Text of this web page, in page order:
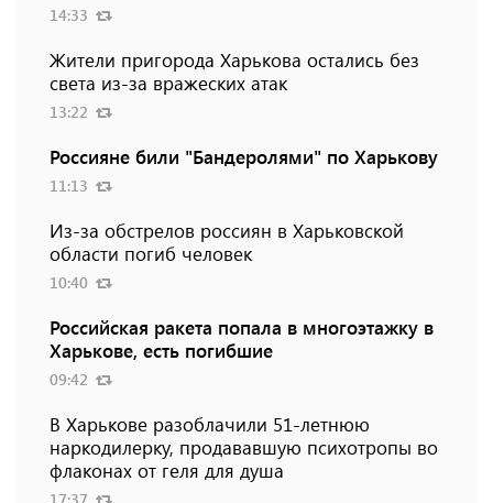
14:33
Жители пригорода Харькова остались без
света из-за вражеских атак
13:22
Россияне били "Бандеролями" по Харькову
11:13
Из-за обстрелов россиян в Харьковской
области погиб человек
10:40
Российская ракета попала в многоэтажку в
Харькове, есть погибшие
09:42
В Харькове разоблачили 51-летнюю
наркодилерку, продававшую психотропы во
флаконах от геля для душа